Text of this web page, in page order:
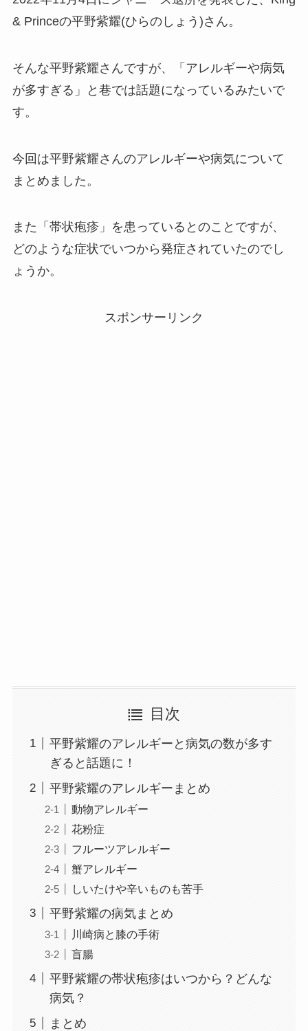
& Princeの平野紫耀(ひらのしょう)さん。
そんな平野紫耀さんですが、「アレルギーや病気
が多すぎる」と巷では話題になっているみたいで
す。
今回は平野紫耀さんのアレルギーや病気について
まとめました。
また「帯状疱疹」を患っているとのことですが、
どのような症状でいつから発症されていたのでし
ょうか。
スポンサーリンク
目次
平野紫耀のアレルギーと病気の数が多す
ぎると話題に！
平野紫耀のアレルギーまとめ
動物アレルギー
花粉症
フルーツアレルギー
蟹アレルギー
しいたけや辛いものも苦手
平野紫耀の病気まとめ
川崎病と膝の手術
盲腸
平野紫耀の帯状疱疹はいつから？どんな
病気？
まとめ